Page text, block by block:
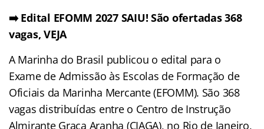
➡️ Edital EFOMM 2027 SAIU! São ofertadas 368
vagas, VEJA
A Marinha do Brasil publicou o edital para o
Exame de Admissão às Escolas de Formação de
Oficiais da Marinha Mercante (EFOMM). São 368
vagas distribuídas entre o Centro de Instrução
Almirante Graça Aranha (CIAGA), no Rio de Janeiro,